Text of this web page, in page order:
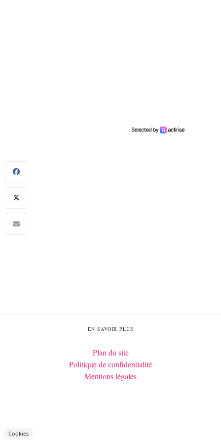
EN SAVOIR PLUS
Plan du site
Politique de confidentialité
Mentions légales
Cookies